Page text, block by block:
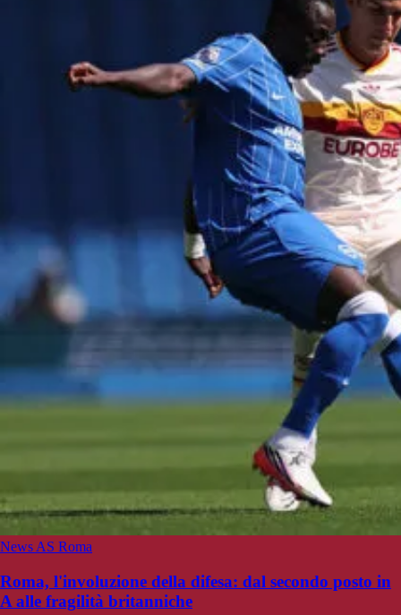
News AS Roma
Roma, l'involuzione della difesa: dal secondo posto in
A alle fragilità britanniche